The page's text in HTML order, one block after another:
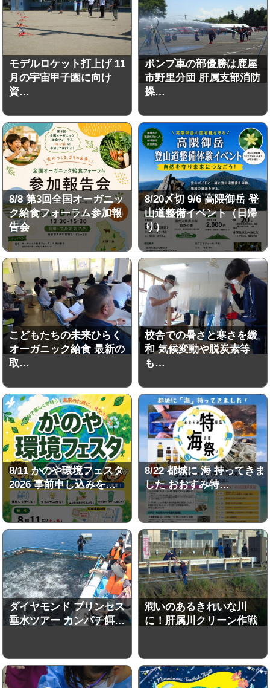
モデルロケット打上げ 11
月の宇宙甲子園に向け
資…
ポンプ車の部優勝は鹿屋
市野里分団 肝属支部消防
操…
8/8 第3回全国オーガニッ
ク給食フォーラム参加報
告会
8/20〆切 9/6 高隈御岳 登
山道整備イベント（日帰
り）
こどもたちの未来ひらく
オーガニック給食 最新の
取…
校舎での暑さと寒さを緩
和 気候変動や脱炭素等
も…
8/11 かのや環境フェスタ
2026 事前申し込みを…
8/22 都城に 海 持ってきま
した おおすみ特…
ダイヤモンド プリンセス
垂水ツアー カンパチ餌…
潤いのあるきれいな川
に！肝属川クリーン作戦